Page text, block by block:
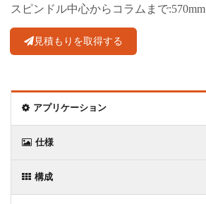
スピンドル中心からコラムまで:570mm
見積もりを取得する
アプリケーション
仕様
構成